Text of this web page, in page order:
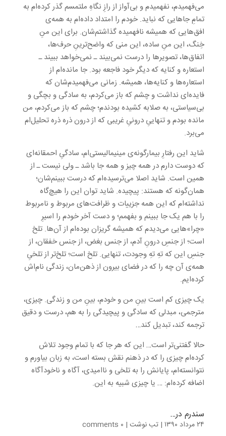
می‌فهمیدم، نفهمیدم و بی‌آواز از رازِ نگاهِ ملتمسم گذر کرده‌ام به
تمامِ جاهایی که نباید. خودم را امتداد داده‌ام به همه‌ی
افق‌هایی که همیشه نافهمیده گذاشتم‌شان. برای این منِ
خِنگ، این منِ ساده، این منی که واضح‌ترینِ حرف‌ها،
اتفاق‌ها، تصویرها را درست نمی‌بیند ـ نمی‌خواهد ببیند ـ
استعاره و کنایه که دیگر خود فاجعه بود. جا مانده‌ام از
استعاره‌ها و کنایه‌ها، همیشه. زمانی می‌فهمیدم‌شان که
فایده‌ای نداشت و چشم که باز می‌کردم، به سادگی و بچگی و
بی‌سیاستی، به صلابه کشیده بودندم؛ چشم که باز می‌کردم، من
مانده بودم و تنهاییِ درونیِ غریبی که از درون ذره ذره تحلیل‌ام
می‌برد.
شاید این رفتارِ بیمارگونه‌ی مینیمالیستی‌ام، سادگیِ احمقانه‌ای
که دوست دارم در همه چیز و همه جا باشد ـ ولی نیست ـ از
همین است. شاید اصلا می‌ترسیده‌ام که درست ببینم‌شان؛
همان‌گونه که هستند: پیچیده. شاید توان این را هیچ‌گاه
نداشته‌ام که این همه جزییات و ظرافت‌های مربوط و نامربوط
را با هم یک جا ببینم و بفهمم؛ و دست آخر خودم را اسیرِ
«چرا»هایی می‌دیدم که همیشه گریزان بوده‌ام از آن‌ها. تلخ
است؛ از جنسِ درونِ آدم، از جنس بغض، از جنس خفقان، از
جنسِ این که تهِ تهِ وجودت، تنهایی. تلخ است؛ تلخ‌تر از تلخیِ
همه‌ی آن چه را که در فضای بیرون از ذهن‌مان، زندگی نام‌اش
کرده‌ایم.
یک چیزی کم است بینِ من و خودم، بینِ من و زندگی. چیزی،
مترجمی، مبدلی که سادگی و پیچیدگی را به هم، درست و دقیق
ترجمه کند، تبدیل کند…
حالا گفتنی‌تر است… این که هر جا که با تمام وجود تلاش
کرده‌ام چیزی را که در ذهنم نقش بسته است، به زبان بیاورم و
نتوانسته‌ام، پایانش را به تلخی و ناامیدی، آگاه و ناخودآگاه
اضافه کرده‌ام: … یا چیزی شبیه به این.
سندرم در…
۲۴ مرداد ۱۳۹۰ | تب نوشت| ۰ comments